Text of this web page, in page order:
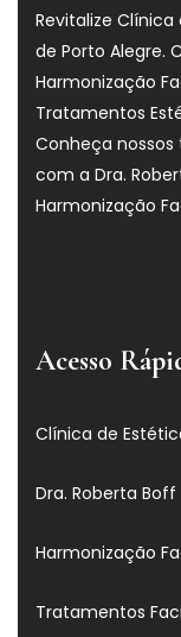
Revitalize
de Porto Alegre.
Harmonização
Tratamentos
Conheça
com a Dra.
Harmonização
Acesso
Clínica de
Dra. Roberta Boff
Harmonização
Tratamentos